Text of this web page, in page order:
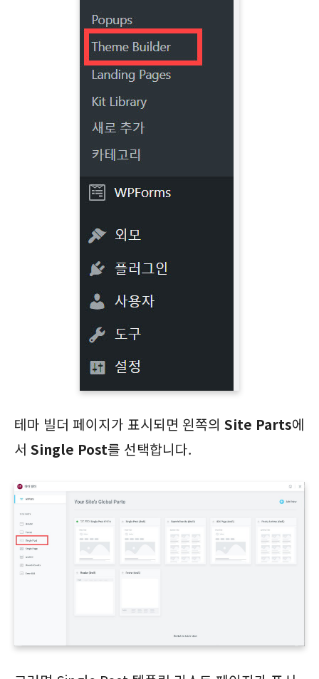
테마 빌더 페이지가 표시되면 왼쪽의 Site Parts에
서 Single Post를 선택합니다.